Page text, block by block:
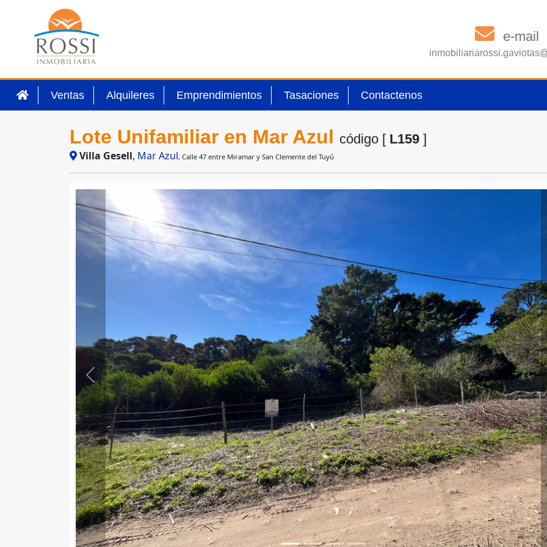
e-mail
Ventas Alquileres Emprendimientos Tasaciones Contactenos
Lote Unifamiliar en Mar Azul código [ L159 ]
Villa Gesell, Mar Azul, Calle 47 entre Miramar y San Clemente del Tuyú
Previous